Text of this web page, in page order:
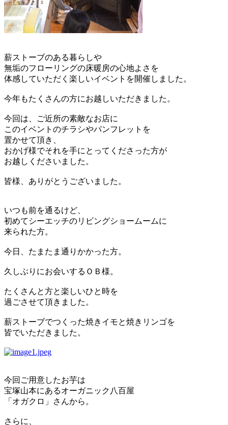
薪ストーブのある暮らしや
無垢のフローリングの床暖房の心地よさを
体感していただく楽しいイベントを開催しました。
今年もたくさんの方にお越しいただきました。
今回は、ご近所の素敵なお店に
このイベントのチラシやパンフレットを
置かせて頂き、
おかげ様でそれを手にとってくださった方が
お越しくださいました。
皆様、ありがとうございました。
いつも前を通るけど、
初めてシーエッチのリビングショームームに
来られた方。
今日、たまたま通りかかった方。
久しぶりにお会いするＯＢ様。
たくさんと方と楽しいひと時を
過ごさせて頂きました。
薪ストーブでつくった焼きイモと焼きリンゴを
皆でいただきました。
今回ご用意したお芋は
宝塚山本にあるオーガニック八百屋
「オガクロ」さんから。
さらに、